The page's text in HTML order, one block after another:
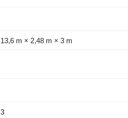
13,6 m × 2,48 m × 3 m
3